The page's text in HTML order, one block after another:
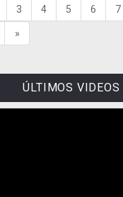
3 4 5 6 7
»
ÚLTIMOS VIDEOS